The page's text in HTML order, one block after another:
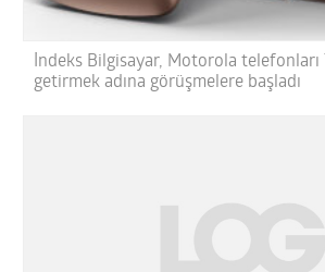
İndeks Bilgisayar, Motorola telefonları
getirmek adına görüşmelere başladı